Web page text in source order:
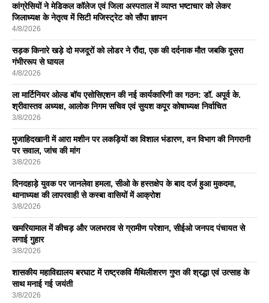
कांग्रेसियों ने मेडिकल कॉलेज एवं जिला अस्पताल में व्याप्त भष्टाचार को लेकर
जिलाध्यक्ष के नेतृत्व में सिटी मजिस्ट्रेट को सौंपा ज्ञापन
4/8/2026
सड़क किनारे खड़े दो मजदूरों को लोडर ने रौंदा, एक की दर्दनाक मौत जबकि दूसरा
गंभीररूप से घायल
4/8/2026
ला मार्टिनियर ओल्ड बॉय एसोसिएशन की नई कार्यकारिणी का गठन: डॉ. अपूर्व के.
श्रीवास्तव अध्यक्ष, आलोक निगम सचिव एवं सुयश कपूर कोषाध्यक्ष निर्वाचित
3/8/2026
मुजाहिदखानी में आरा मशीन पर लकड़ियों का विशाल भंडारण, वन विभाग की निगरानी
पर सवाल, जांच की मांग
3/8/2026
दिनदहाड़े युवक पर जानलेवा हमला, सीओ के हस्तक्षेप के बाद दर्ज हुआ मुकदमा,
थानाध्यक्ष की लापरवाही से कस्बा वासियों में आक्रोश
3/8/2026
खमरियामाल में कीचड़ और जलभराव से ग्रामीण परेशान, सीईओ जनपद पंचायत से
लगाई गुहार
3/8/2026
शासकीय महाविद्यालय बरघाट में राष्ट्रकवि मैथिलीशरण गुप्त की श्रद्धा एवं उत्साह के
साथ मनाई गई जयंती
3/8/2026